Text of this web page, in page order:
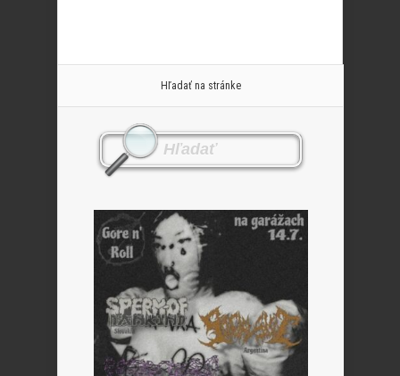
Hľadať na stránke